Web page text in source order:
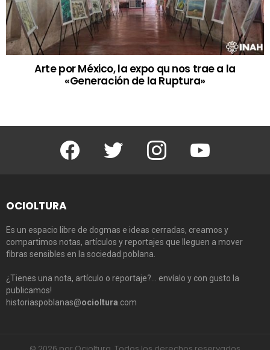
Arte por México, la expo qu nos trae a la
«Generación de la Ruptura»
Facebook Twitter Instagram
OCIOLTURA
Es un espacio libre de dogmas e ideas cerradas, creamos y
compartimos notas, artículos y reportajes que lleguen a mover
fibras sensibles en la sociedad poblana.
¿Tienes una nota, artículo o reportaje?… envíalo y con gusto la
publicamos!
historiaspoblanas@ocioltura .com